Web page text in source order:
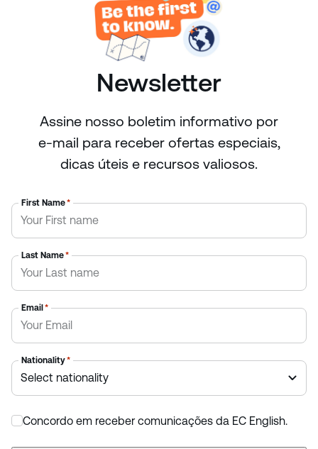
Newsletter
Assine nosso boletim informativo por
e-mail para receber ofertas especiais,
dicas úteis e recursos valiosos.
First Name*
Last Name*
Email *
Nationality*
Concordo em receber comunicações da EC English.